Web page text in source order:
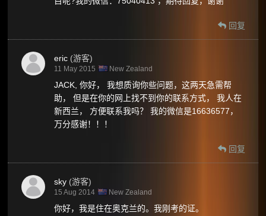
回复
eric (游客)
11 May 2015 New Zealand
JACK, 你好， 我想质询你些问题，这两天急需帮
助， 但是在你的网上找不到你的联系方式， 我人在
新西兰， 方便联系我吗？ 我的微信是16636577，
万分感谢！！！
回复
sky (游客)
15 Aug 2014 New Zealand
你好，我是住在奥克兰的。我刚考的证。